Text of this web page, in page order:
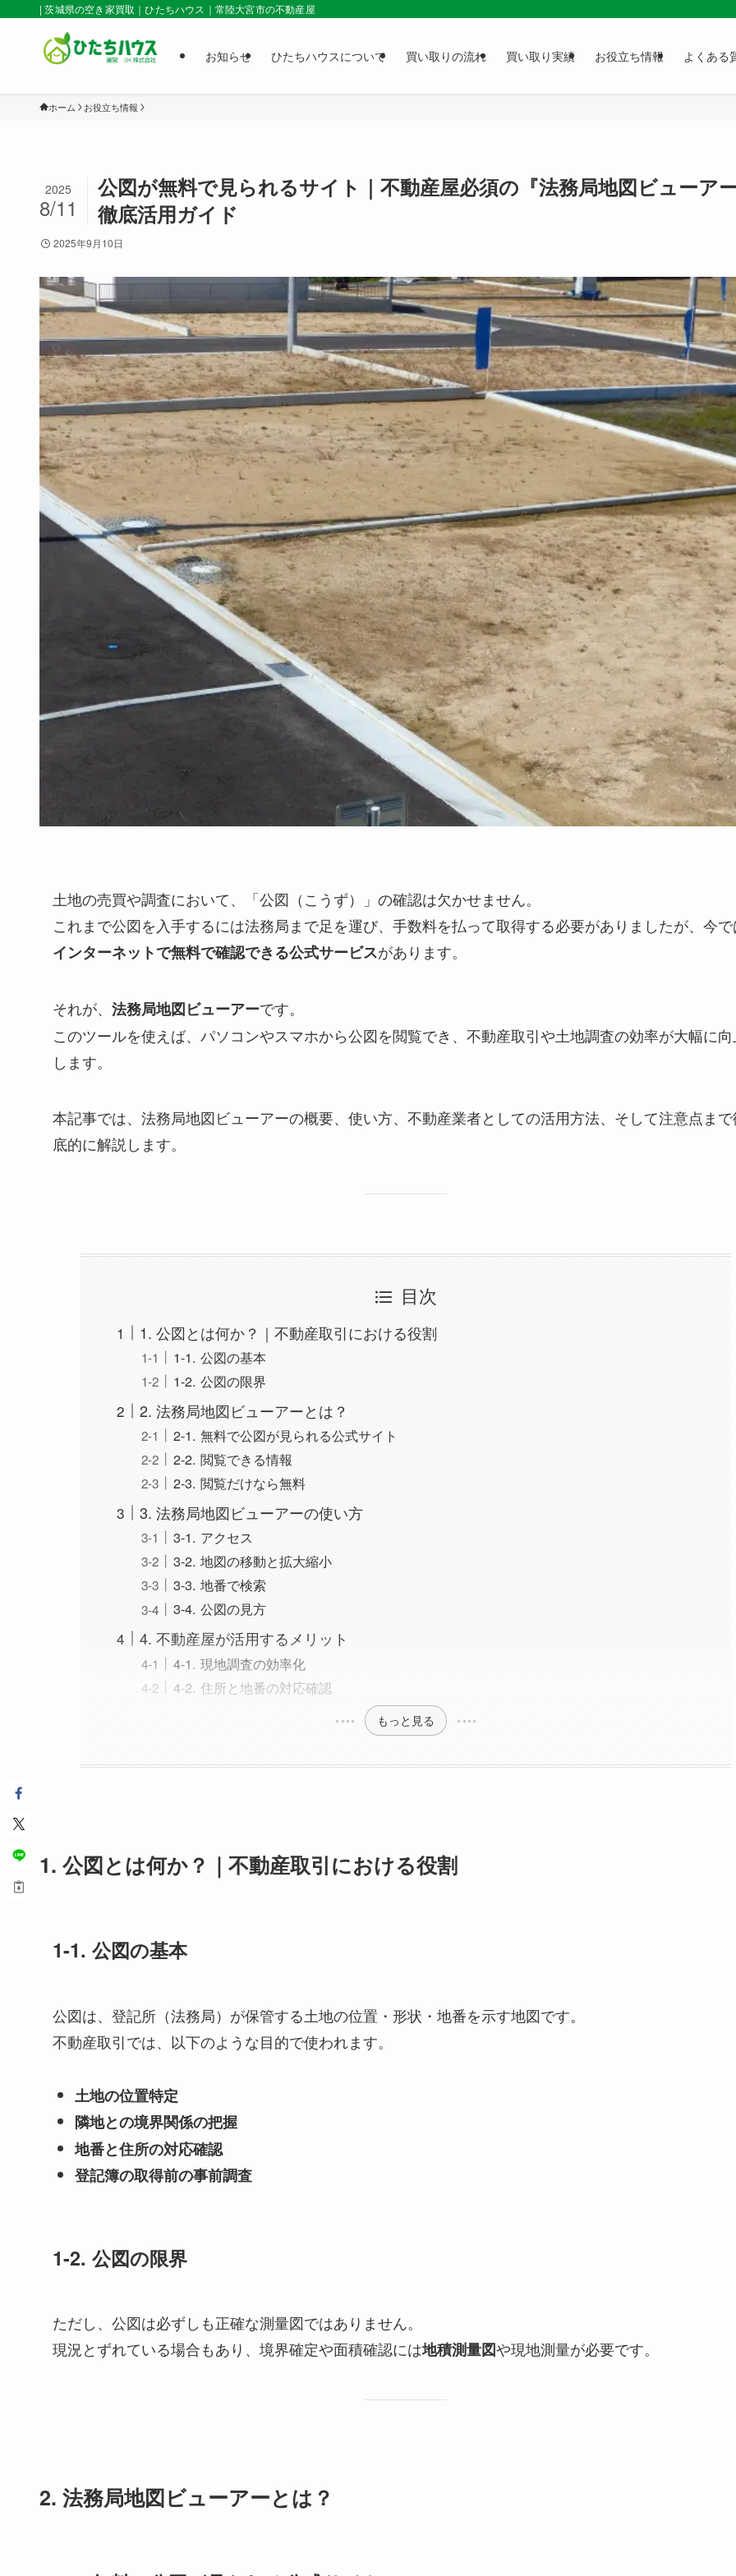
| 茨城県の空き家買取｜ひたちハウス｜常陸大宮市の不動産屋
お知らせ ひたちハウスについて 買い取りの流れ 買い取り実績 お役立ち情報 よくある
ホーム お役立ち情報
公図が無料で見られるサイト｜不動産屋必須の『法務局地図ビューアー
徹底活用ガイド
2025
8/11
2025年9月10日
土地の売買や調査において、「公図（こうず）」の確認は欠かせません。
これまで公図を入手するには法務局まで足を運び、手数料を払って取得する必要がありましたが、今で
インターネットで無料で確認できる公式サービスがあります。
それが、 法務局地図ビューアーです。
このツールを使えば、パソコンやスマホから公図を閲覧でき、不動産取引や土地調査の効率が大幅に向
します。
本記事では、法務局地図ビューアーの概要、使い方、不動産業者としての活用方法、そして注意点まで
底的に解説します。
目次
1. 公図とは何か？｜不動産取引における役割
1-1. 公図の基本
1-2. 公図の限界
2. 法務局地図ビューアーとは？
2-1. 無料で公図が見られる公式サイト
2-2. 閲覧できる情報
2-3. 閲覧だけなら無料
3. 法務局地図ビューアーの使い方
3-1. アクセス
3-2. 地図の移動と拡大縮小
3-3. 地番で検索
3-4. 公図の見方
4. 不動産屋が活用するメリット
4-1. 現地調査の効率化
4-2. 住所と地番の対応確認
もっと見る
1. 公図とは何か？｜不動産取引における役割
1-1. 公図の基本
公図は、登記所（法務局）が保管する土地の位置・形状・地番を示す地図です。
不動産取引では、以下のような目的で使われます。
土地の位置特定
隣地との境界関係の把握
地番と住所の対応確認
登記簿の取得前の事前調査
1-2. 公図の限界
ただし、公図は必ずしも正確な測量図ではありません。
現況とずれている場合もあり、境界確定や面積確認には地積測量図や現地測量が必要です。
2. 法務局地図ビューアーとは？